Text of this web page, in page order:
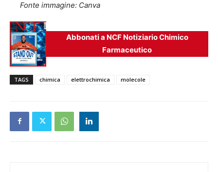
Fonte immagine: Canva
Abbonati a NCF Notiziario Chimico
Farmaceutico
TAGS chimica elettrochimica molecole